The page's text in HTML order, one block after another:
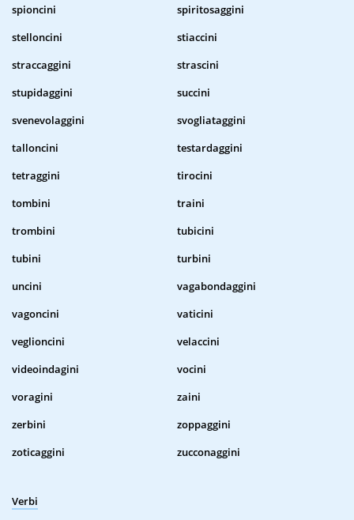
spioncini
spiritosaggini
stelloncini
stiaccini
straccaggini
strascini
stupidaggini
succini
svenevolaggini
svogliataggini
talloncini
testardaggini
tetraggini
tirocini
tombini
traini
trombini
tubicini
tubini
turbini
uncini
vagabondaggini
vagoncini
vaticini
veglioncini
velaccini
videoindagini
vocini
voragini
zaini
zerbini
zoppaggini
zoticaggini
zucconaggini
Verbi